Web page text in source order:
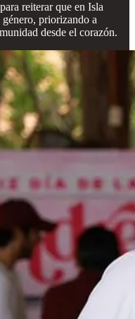
reiterar que en Isla
priorizando a
desde el corazón.